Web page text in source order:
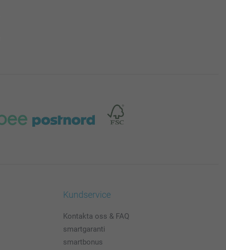
Kundservice
Kontakta oss & FAQ
smartgaranti
smartbonus